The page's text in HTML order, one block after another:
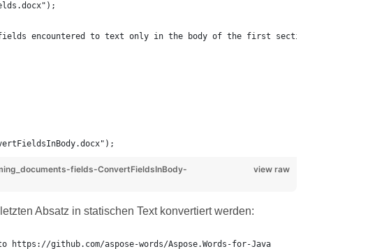
fields encountered to text only in the body of the first section.
view raw
fields-ConvertFieldsInBody-
Absatz in statischen Text konvertiert werden:
github.com/aspose-words/Aspose.Words-for-Java